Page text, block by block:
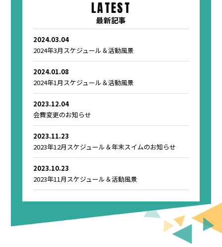
LATEST
最新記事
2024.03.04
2024年3月スケジュール＆活動風景
2024.01.08
2024年1月スケジュール＆活動風景
2023.12.04
会費変更のお知らせ
2023.11.23
2023年12月スケジュール＆年末スイムのお知らせ
2023.10.23
2023年11月スケジュール＆活動風景